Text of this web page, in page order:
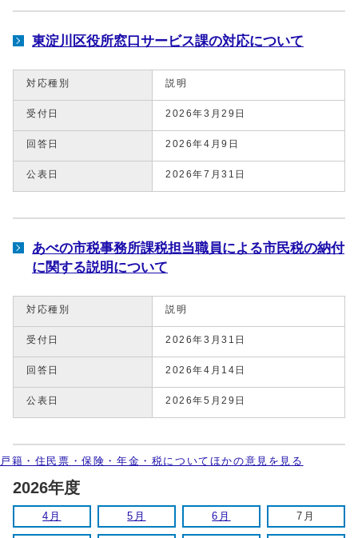
東淀川区役所窓口サービス課の対応について
対応種別 説明
受付日 2026年3月29日
回答日 2026年4月9日
公表日 2026年7月31日
あべの市税事務所課税担当職員による市民税の納付
に関する説明について
対応種別 説明
受付日 2026年3月31日
回答日 2026年4月14日
公表日 2026年5月29日
戸籍・住民票・保険・年金・税についてほかの意見を見る
2026年度
4月 5月 6月 7月